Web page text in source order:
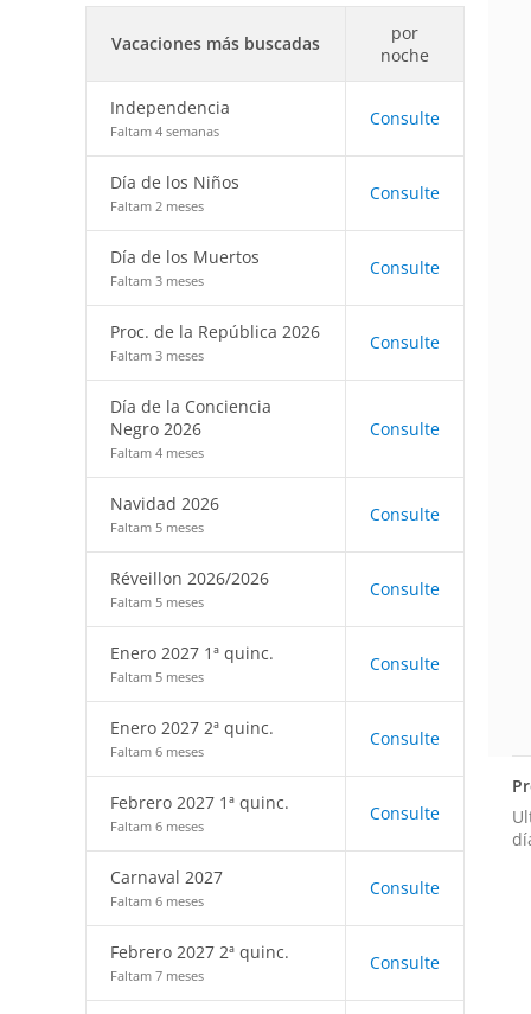
Vacaciones más buscadas
por
noche
Independencia
Faltam 4 semanas
Consulte
Día de los Niños
Faltam 2 meses
Consulte
Día de los Muertos
Faltam 3 meses
Consulte
Proc. de la República 2026
Faltam 3 meses
Consulte
Día de la Conciencia
Negro 2026
Faltam 4 meses
Consulte
Navidad 2026
Faltam 5 meses
Consulte
Réveillon 2026/2026
Faltam 5 meses
Consulte
Enero 2027 1ª quinc.
Faltam 5 meses
Consulte
Enero 2027 2ª quinc.
Faltam 6 meses
Consulte
Febrero 2027 1ª quinc.
Faltam 6 meses
Consulte
Carnaval 2027
Faltam 6 meses
Consulte
Febrero 2027 2ª quinc.
Faltam 7 meses
Consulte